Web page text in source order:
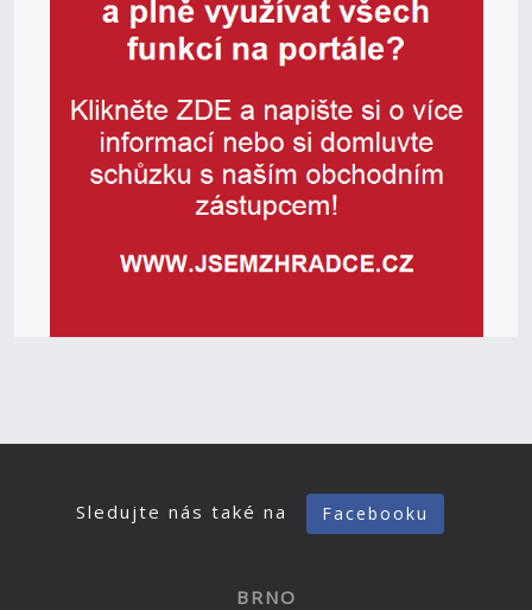
Sledujte nás také na Facebooku
BRNO